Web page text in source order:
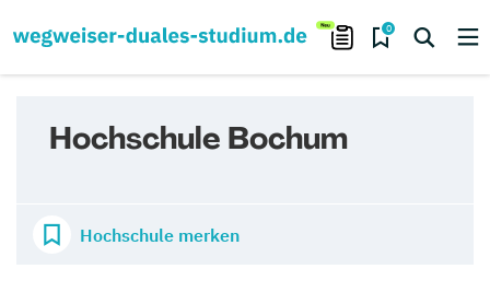
0
Hochschule Bochum
Hochschule merken